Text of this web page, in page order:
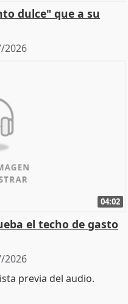
dulce" que a su
2026
04:02
el techo de gasto
2026